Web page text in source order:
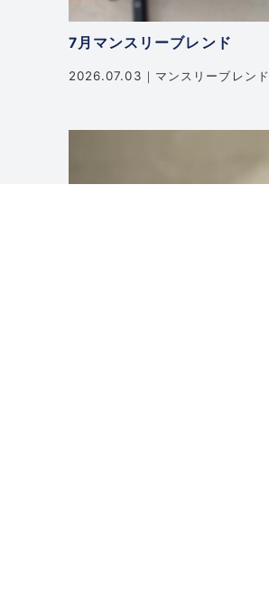
7月マンスリーブレンド
2026.07.03 マンスリーブレンド